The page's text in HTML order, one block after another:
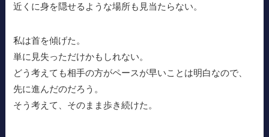
近くに身を隠せるような場所も見当たらない。
私は首を傾げた。
単に見失っただけかもしれない。
どう考えても相手の方がペースが早いことは明白なので、
先に進んだのだろう。
そう考えて、そのまま歩き続けた。